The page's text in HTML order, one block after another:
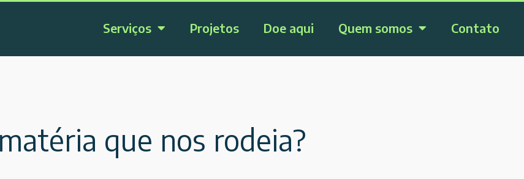
Serviços Projetos Doe aqui Quem somos Contato
que nos rodeia?